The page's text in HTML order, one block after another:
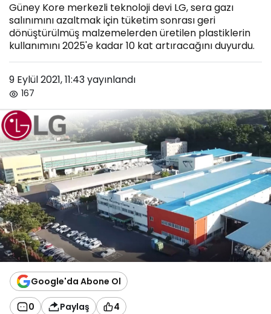
Güney Kore merkezli teknoloji devi LG, sera gazı
salınımını azaltmak için tüketim sonrası geri
dönüştürülmüş malzemelerden üretilen plastiklerin
kullanımını 2025'e kadar 10 kat artıracağını duyurdu.
9 Eylül 2021, 11:43yayınlandı
167
Google'da Abone Ol
0 Paylaş 4